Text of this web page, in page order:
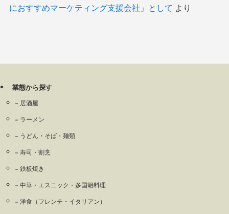
におすすめマーケティング支援会社」として より
業態から探す
居酒屋
ラーメン
うどん・そば・麺類
寿司・割烹
鉄板焼き
中華・エスニック・多国籍料理
洋食（フレンチ・イタリアン）